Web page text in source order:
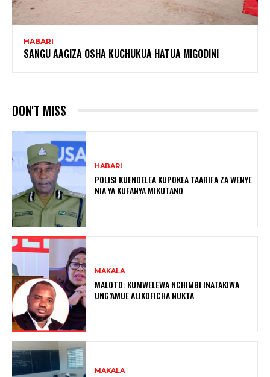
HABARI
SANGU AAGIZA OSHA KUCHUKUA HATUA MIGODINI ‎
DON'T MISS
HABARI
POLISI KUENDELEA KUPOKEA TAARIFA ZA WENYE
NIA YA KUFANYA MIKUTANO
MAKALA
MALOTO: KUMWELEWA NCHIMBI INATAKIWA
UNG’AMUE ALIKOFICHA NUKTA
MAKALA